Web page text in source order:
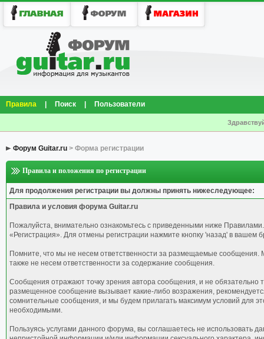
Правила Поиск Пользователи
Форум Guitar.ru > Форма регистрации
Правила и положения по регистрации
Для продолжения регистрации вы должны принять нижеследующее:
Правила и условия форума Guitar.ru
Пожалуйста, внимательно ознакомьтесь с приведенными ниже
«Регистрация». Для отмены регистрации нажмите кнопку 'назад' в вашем
Помните, что мы не несем ответственности за размещаемые
также не несем ответственности за содержание сообщения.
Сообщения отражают точку зрения автора сообщения, и не обязательно
размещенное сообщение вызывает какие-либо возражения,
сомнительные сообщения, и мы будем прилагать максимум условий для
необходимыми.
Пользуясь услугами данного форума, вы соглашаетесь не